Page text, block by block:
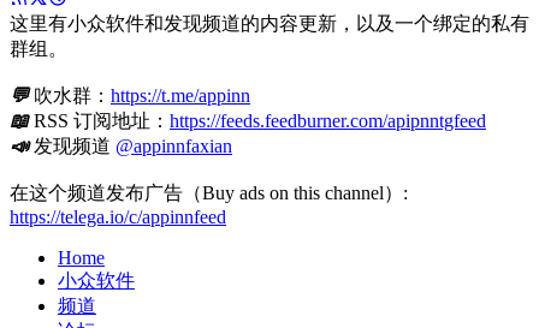
这里有小众软件和发现频道的内容更新，以及一个绑定的私有
群组。
💬吹水群： https://t.me/appinn
📖RSS 订阅地址： https://feeds.feedburner.com/apipnntgfeed
📣发现频道 @appinnfaxian
在这个频道发布广告（Buy ads on this channel）:
https://telega.io/c/appinnfeed
Home
小众软件
频道